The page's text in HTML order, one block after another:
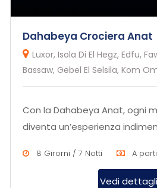
Dahabeya Crociera Anat
Luxor, Isola Di El Hegz, Edfu,
Bassaw, Gebel El Selsila, Kom
Con la Dahabeya Anat, ogni
diventa un’esperienza
8 Girorni / 7 Notti A
Vedi dettagli